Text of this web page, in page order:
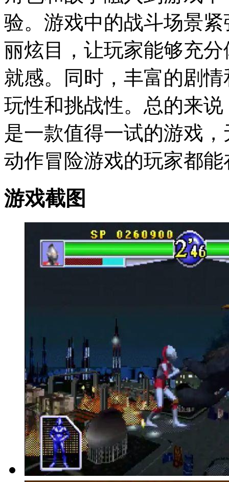
验。游戏中的战斗场景
丽炫目，让玩家能够充
就感。同时，丰富的剧
玩性和挑战性。总的来
是一款值得一试的游戏
动作冒险游戏的玩家都
游戏截图